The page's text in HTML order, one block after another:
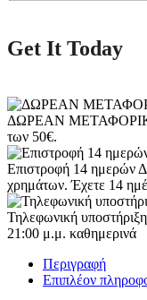
Get It Today
ΔΩΡΕΑΝ
των 50€.
Επιστροφή 14 ημερών
χρημάτων. Έχετε 14
Τηλεφωνική υποστήριξη
21:00 μ.μ. καθημερινά
Περιγραφή
Επιπλέον